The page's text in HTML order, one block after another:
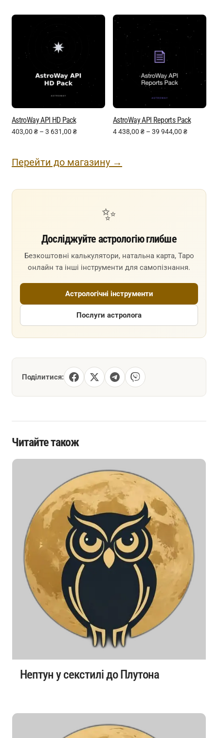
AstroWay API HD Pack
403,00 ₴ – 3 631,00 ₴
AstroWay API Reports Pack
4 438,00 ₴ – 39 944,00 ₴
Перейти до магазину →
✨
Досліджуйте астрологію глибше
Безкоштовні калькулятори, натальна карта, Таро
онлайн та інші інструменти для самопізнання.
Астрологічні інструменти
Послуги астролога
Поділитися:
Читайте також
Нептун у секстилі до Плутона